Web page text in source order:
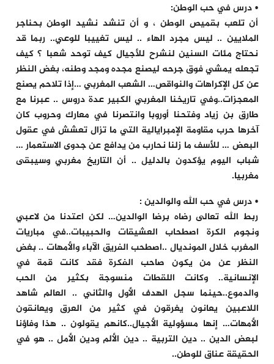
• درس في حب الوطن:
أن تلعب بقميص الوطن ، و أن تنشد نشيد الوطن بحناجر
الملايين .. ليس مجرد الهاء .. ليس تغييبا للوعي.. ربما قد
نحتاج مئات السنين لنشرح للأجيال كيف توحد شعبا ؟ كيف
تجعله يمشي فوق جرحه ليصنع مجده ومجد وطنه، بغض النظر
عن كل الإكراهات والنواقص… الشعب المغربي …إذا تلاحم يصنع
المعجزات..وفي تاريخنا المغربي الكبير عدة دروس .. عبرنا مع
طارق بن زياد وفتحنا أوروبا وانتصرنا في معارك وحروب كان
آخرها حرب مقاومة الإمبرايالية التي ما تزال تعشش في عقول
البعض … للأسف ما زلنا نحارب من يدافع عن جدوى الاستعمار …
شباب اليوم يؤكدون بالدليل .. أن التاريخ مغربي وسيبقى
مغربيا.
• درس في حب الله والوالدين :
ربط الله تعالى رضاه برضا الوالدين… لكن اعتدنا من لاعبي
ونجوم الكرة اصطحاب العشيقات والحبيبات..في مباريات
المغرب خلال المونديال ..اصطحب الفريق الآباء والأمهات .. بغض
النظر عن من يكون صاحب الفكرة فقد كانت قمة في
الإنسانية.. وكانت اللقطات منسوجة بكثير من الحب
والدموع..حينما سجل الهدف الأول والثاني .. العالم شاهد
اللاعبين يعانون يغرقون في كثير من العرق ويعانقون
الأمهات… إنها مسؤولية الأجيال..كانهم يقولون .. هذا وفاؤنا
لبعض الدين .. دين التربية .. دين الألم ودين الأمل .. هو في
الحقيقة عناق للوطن..